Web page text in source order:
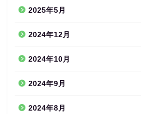
2025年5月
2024年12月
2024年10月
2024年9月
2024年8月